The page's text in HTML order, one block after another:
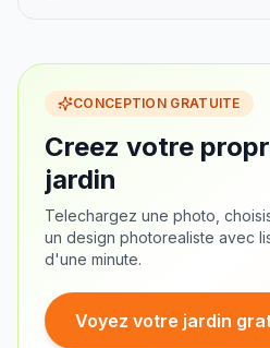
CONCEPTION GRATUITE
Creez votre
jardin
Telechargez une photo,
un design photorealiste avec
d'une minute.
Voyez votre jardin